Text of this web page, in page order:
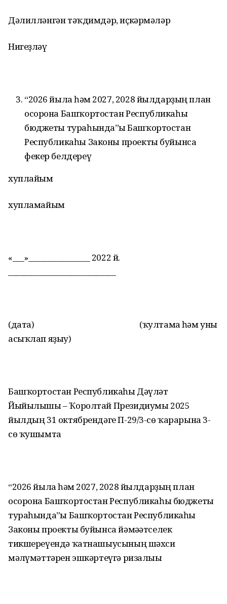
Дәлилләнгән тәҡдимдәр, иҫкәрмәләр
Нигеҙләү
“2026 йылға һәм 2027, 2028 йылдарҙың план
осорона Башҡортостан Республикаһы
бюджеты тураһында”ғы Башҡортостан
Республикаһы Законы проекты буйынса
фекер белдереү
хуплайым
хупламайым
«___»________________ 2022 й.
(дата) (ҡултамға һәм уны
асыҡлап яҙыу)
Башҡортостан Республикаһы Дәүләт
Йыйылышы – Ҡоролтай Президиумы 2025
йылдың 31 октябрендәге П-29/3-сө ҡарарына 3-
сө ҡушымта
“2026 йылға һәм 2027, 2028 йылдарҙың план
осорона Башҡортостан Республикаһы бюджеты
тураһында”ғы Башҡортостан Республикаһы
Законы проекты буйынса йәмәғәтселек
тикшереүендә ҡатнашыусының шәхси
мәғлүмәттәрен эшкәртеүгә ризалығы